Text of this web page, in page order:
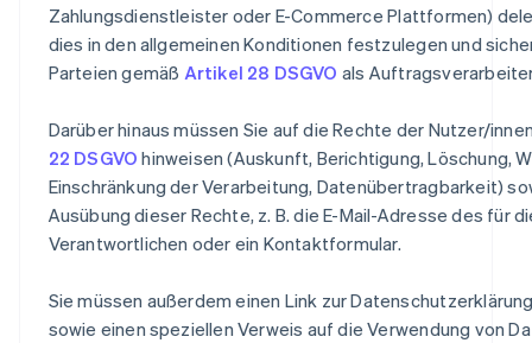
Zahlungsdienstleister oder E-Commerce Plattformen)
dies in den allgemeinen Konditionen festzulegen und
Parteien gemäß Artikel 28 DSGVO als
Darüber hinaus müssen Sie auf die Rechte der Nutzer/
22 DSGVO hinweisen (Auskunft, Berichtigung, Löschung,
Einschränkung der Verarbeitung, Datenübertragbarkeit)
Ausübung dieser Rechte, z. B. die E-Mail-Adresse des für
Verantwortlichen oder ein Kontaktformular.
Sie müssen außerdem einen Link zur
sowie einen speziellen Verweis auf die Verwendung von